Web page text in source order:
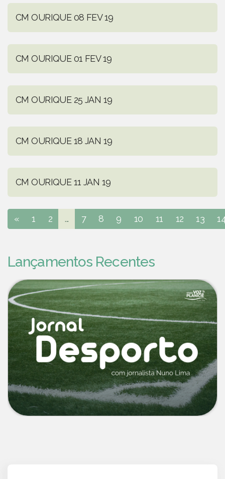
CM OURIQUE 08 FEV 19
CM OURIQUE 01 FEV 19
CM OURIQUE 25 JAN 19
CM OURIQUE 18 JAN 19
CM OURIQUE 11 JAN 19
« 1 2 ... 7 8 9 10 11 12 13
Lançamentos Recentes